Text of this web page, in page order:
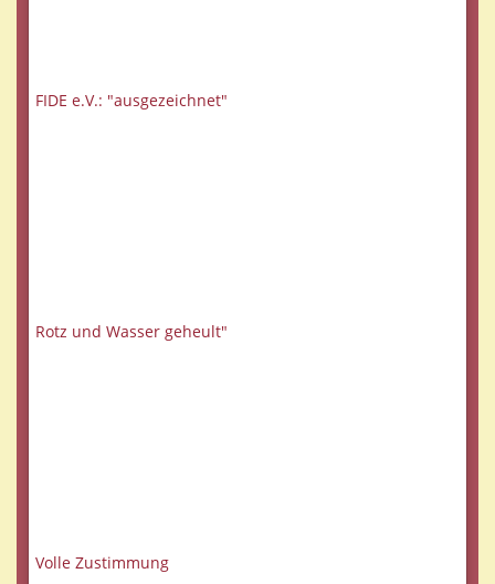
FIDE e.V.: "ausgezeichnet"
Rotz und Wasser geheult"
Volle Zustimmung